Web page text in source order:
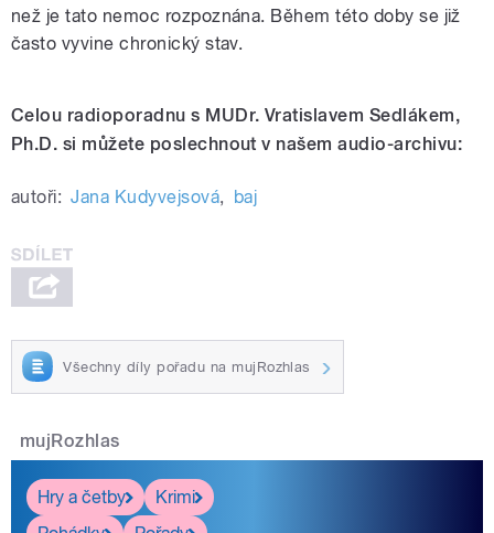
než je tato nemoc rozpoznána. Během této doby se již
často vyvine chronický stav.
Celou radioporadnu s MUDr. Vratislavem Sedlákem,
Ph.D. si můžete poslechnout v našem audio-archivu:
autoři: Jana Kudyvejsová, baj
Všechny díly pořadu na mujRozhlas
mujRozhlas
Hry a četby
Krimi